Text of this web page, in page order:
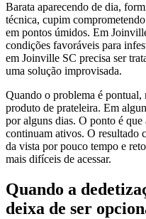
Barata aparecendo de dia,
técnica, cupim
em pontos úmidos. Em
condições favoráveis para
em Joinville SC precisa ser
uma solução improvisada.
Quando o problema é pontual,
produto de prateleira. Em
por alguns dias. O ponto é
continuam ativos. O resultado
da vista por pouco tempo e
mais difíceis de acessar.
Quando a
deixa de ser